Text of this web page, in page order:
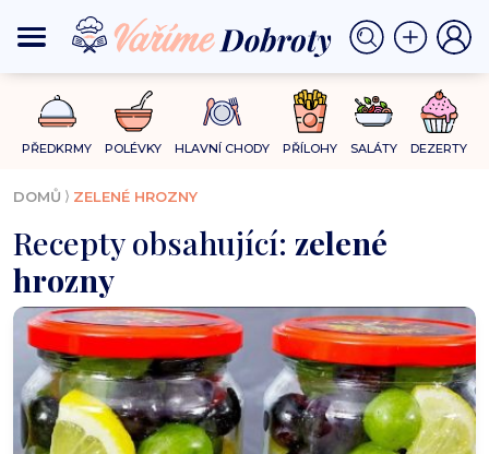
PŘEDKRMY POLÉVKY HLAVNÍ CHODY PŘÍLOHY SALÁTY DEZERTY
DOMŮ ⟩ ZELENÉ HROZNY
Recepty obsahující: zelené
hrozny